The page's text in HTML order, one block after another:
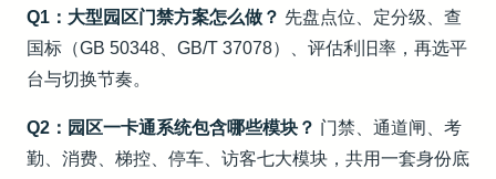
Q1：大型园区门禁方案怎么做？ 先盘点位、定分级、查
国标（GB 50348、GB/T 37078）、评估利旧率，再选平
台与切换节奏。
Q2：园区一卡通系统包含哪些模块？ 门禁、通道闸、考
勤、消费、梯控、停车、访客七大模块，共用一套身份底